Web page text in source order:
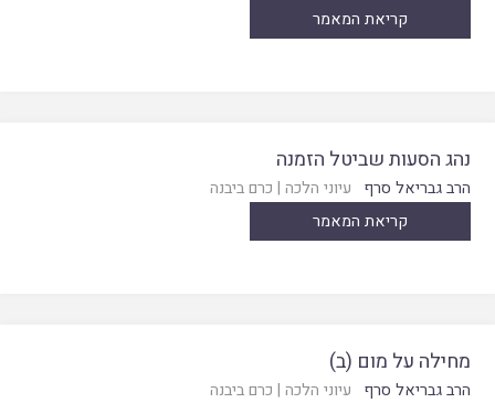
קריאת המאמר
נהג הסעות שביטל הזמנה
הרב גבריאל סרף עיוני הלכה | כרם ביבנה
קריאת המאמר
מחילה על מום (ב)
הרב גבריאל סרף עיוני הלכה | כרם ביבנה